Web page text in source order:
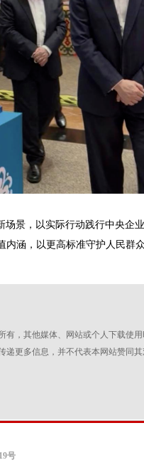
，以实际行动践行中央企
涵，以更高标准守护人民群
，其他媒体、网站或个人下载使用
更多信息，并不代表本网站赞同
号